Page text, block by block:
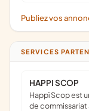
Publiez vos
SERVICES
HAPPI SCOP
Happï Scop est une coopérative d’expertise comptable &
de commissariat